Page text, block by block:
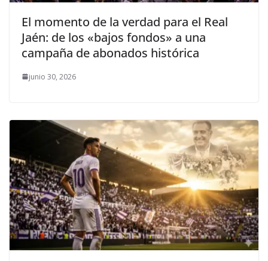
El momento de la verdad para el Real
Jaén: de los «bajos fondos» a una
campaña de abonados histórica
junio 30, 2026